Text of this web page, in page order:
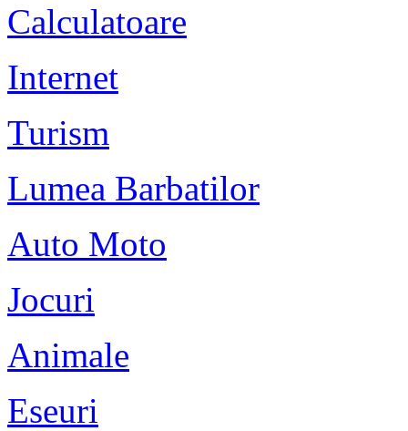
Calculatoare
Internet
Turism
Lumea Barbatilor
Auto Moto
Jocuri
Animale
Eseuri